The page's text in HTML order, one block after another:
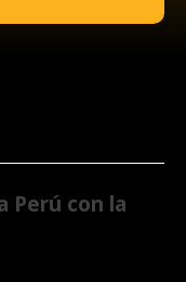
Perú con la